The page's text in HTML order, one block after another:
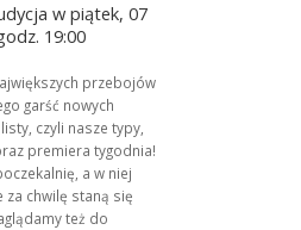
w piątek, 07
19:00
przebojów
garść nowych
czyli nasze typy,
premiera tygodnia!
a w niej
za chwilę staną się
też do